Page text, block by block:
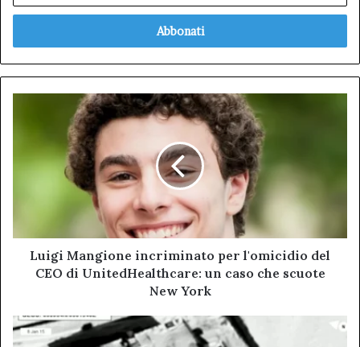
tuo
mail
incriminato
l'omicidio
UnitedHealthcare:
New
York
Luigi Mangione incriminato per l'omicidio del
CEO di UnitedHealthcare: un caso che scuote
New York
Scoperti
tunnel